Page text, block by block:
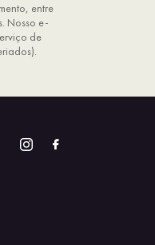
entre
Nosso e-
de